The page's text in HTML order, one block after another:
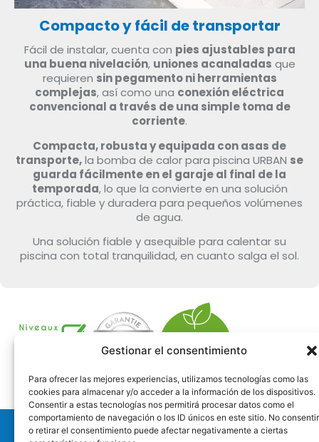
Gestionar el consentimiento
Para ofrecer las mejores experiencias, utilizamos tecnologías como las
cookies para almacenar y/o acceder a la información de los dispositivos.
Consentir a estas tecnologías nos permitirá procesar datos como el
comportamiento de navegación o los ID únicos en este sitio. No consentir
o retirar el consentimiento puede afectar negativamente a ciertas
Compacto y fácil de transportar
Fácil de instalar, cuenta con pies ajustables para
una buena nivelación, uniones acanaladas que
requieren sin pegamento ni herramientas
complejas, así como una conexión eléctrica
convencional a través de una simple toma de
corriente.
Compacta, robusta y equipada con asas de
transporte,la bomba de calor para piscina URBAN se
guarda fácilmente en el garaje al final de la
temporada, lo que la convierte en una solución
práctica, fiable y duradera para pequeños volúmenes
de agua.
Una solución fiable y asequible para calentar su
piscina con total tranquilidad, en cuanto salga el sol.
Distribución